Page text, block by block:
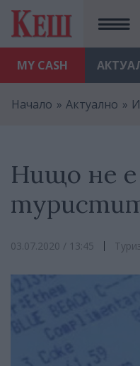
MY CASH
Начало Актуално
Нищо не е
03.07.2020 / 13:45